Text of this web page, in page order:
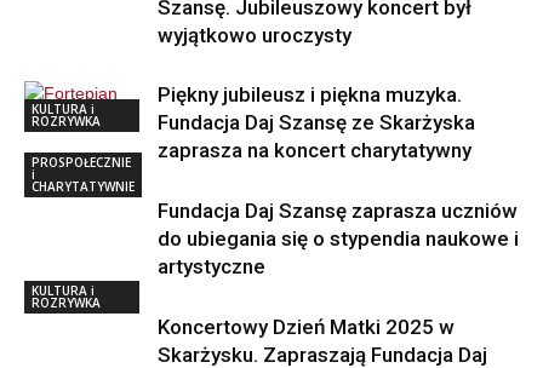
Szansę. Jubileuszowy koncert był
wyjątkowo uroczysty
KULTURA i
ROZRYWKA
Piękny jubileusz i piękna muzyka.
Fundacja Daj Szansę ze Skarżyska
zaprasza na koncert charytatywny
PROSPOŁECZNIE
i
CHARYTATYWNIE
Fundacja Daj Szansę zaprasza uczniów
do ubiegania się o stypendia naukowe i
artystyczne
KULTURA i
ROZRYWKA
Koncertowy Dzień Matki 2025 w
Skarżysku. Zapraszają Fundacja Daj